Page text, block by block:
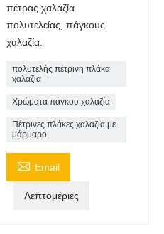
πέτρας χαλαζία
πολυτελείας, πάγκους
χαλαζία.
πολυτελής πέτρινη πλάκα
χαλαζία
Χρώματα πάγκου χαλαζία
Πέτρινες πλάκες χαλαζία με
μάρμαρο
 Email
Λεπτομέριες